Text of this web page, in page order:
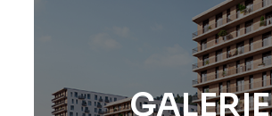
GALERIE